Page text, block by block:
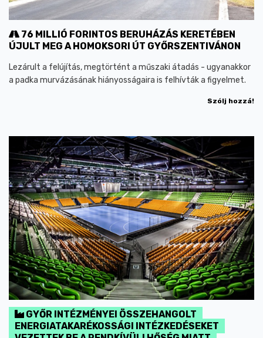
76 MILLIÓ FORINTOS BERUHÁZÁS KERETÉBEN
ÚJULT MEG A HOMOKSORI ÚT GYŐRSZENTIVÁNON
Lezárult a felújítás, megtörtént a műszaki átadás - ugyanakkor
a padka murvázásának hiányosságaira is felhívták a figyelmet.
Szólj hozzá!
GYŐR INTÉZMÉNYEI ÖSSZEHANGOLT
ENERGIATAKARÉKOSSÁGI INTÉZKEDÉSEKET